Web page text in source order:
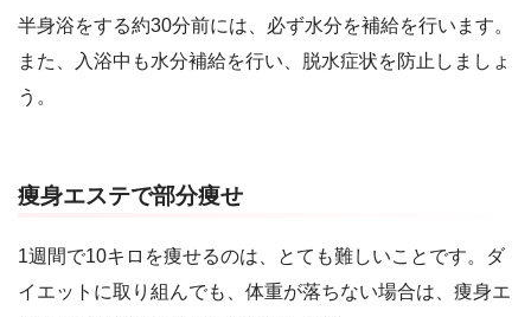
半身浴をする約30分前には、必ず水分を補給を行います。
また、入浴中も水分補給を行い、脱水症状を防止しましょ
う。
痩身エステで部分痩せ
1週間で10キロを痩せるのは、とても難しいことです。ダ
イエットに取り組んでも、体重が落ちない場合は、痩身エ